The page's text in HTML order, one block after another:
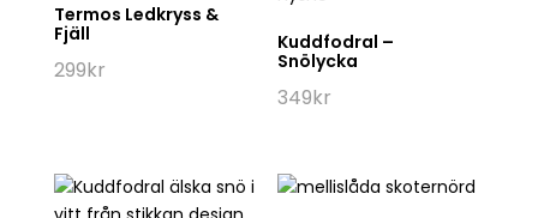
Termos Ledkryss &
Fjäll
299kr
Kuddfodral –
Snölycka
349kr